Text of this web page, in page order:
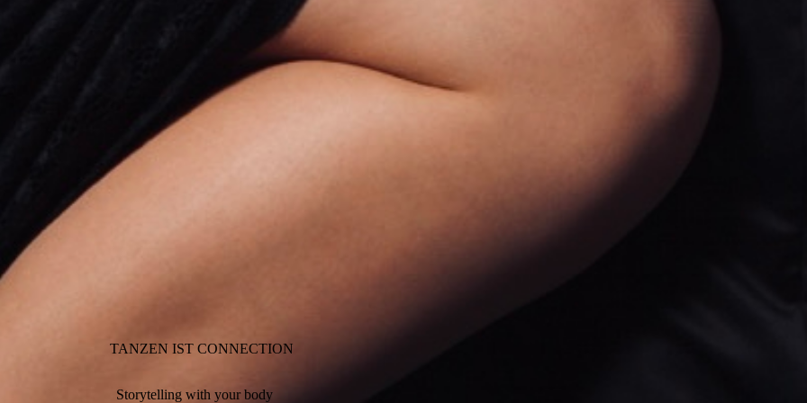
TANZEN IST CONNECTION
Storytelling with your body